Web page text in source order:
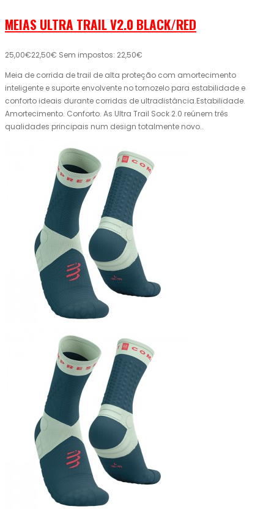
MEIAS ULTRA TRAIL V2.0 BLACK/RED
25,00€22,50€ Sem impostos: 22,50€
Meia de corrida de trail de alta proteção com amortecimento
inteligente e suporte envolvente no tornozelo para estabilidade e
conforto ideais durante corridas de ultradistância.Estabilidade.
Amortecimento. Conforto. As Ultra Trail Sock 2.0 reúnem três
qualidades principais num design totalmente novo..